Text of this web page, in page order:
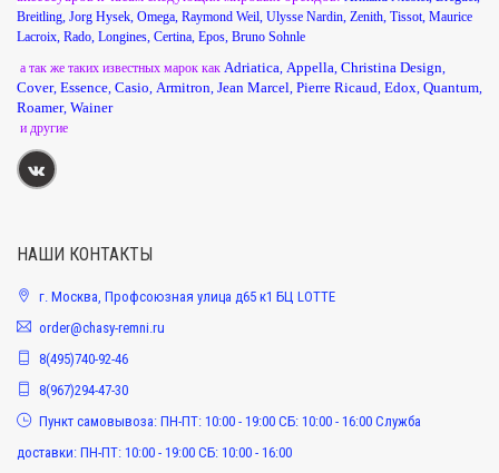
Breitling, Jorg Hysek, Omega, Raymond Weil, Ulysse Nardin, Zenith, Tissot, Maurice
Lacroix, Rado, Longines, Certina, Epos, Bruno Sohnle
а так же таких известных марок как Adriatica, Appella, Christina Design,
Cover, Essence, Casio, Armitron, Jean Marcel, Pierre Ricaud, Edox, Quantum,
Roamer, Wainer
и другие
НАШИ КОНТАКТЫ
г. Москва, Профсоюзная улица д65 к1 БЦ LOTTE
order@chasy-remni.ru
8(495)740-92-46
8(967)294-47-30
Пункт самовывоза: ПН-ПТ: 10:00 - 19:00 СБ: 10:00 - 16:00 Служба
доставки: ПН-ПТ: 10:00 - 19:00 СБ: 10:00 - 16:00